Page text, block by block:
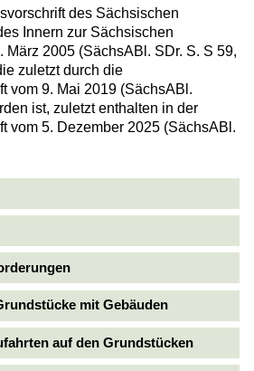
des Sächsischen
Innern zur Sächsischen
März 2005 (SächsABl. SDr. S. S 59,
zuletzt durch die
vom 9. Mai 2019 (SächsABl.
ist, zuletzt enthalten in der
vom 5. Dezember 2025 (SächsABl.
mit Gebäuden
auf den Grundstücken